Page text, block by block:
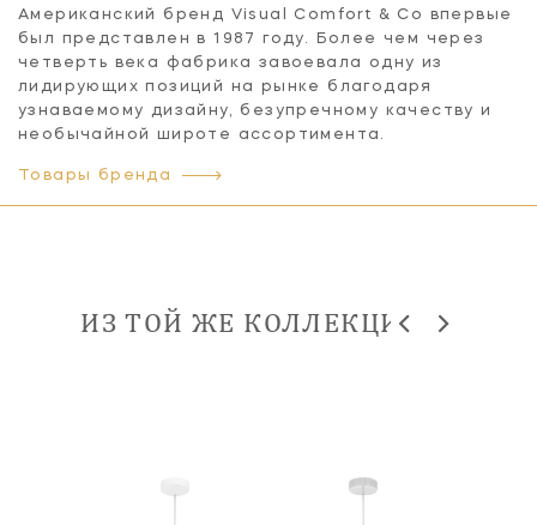
Американский бренд Visual Comfort & Co впервые
был представлен в 1987 году. Более чем через
четверть века фабрика завоевала одну из
лидирующих позиций на рынке благодаря
узнаваемому дизайну, безупречному качеству и
необычайной широте ассортимента.
Товары бренда
ИЗ ТОЙ ЖЕ КОЛЛЕКЦИИ